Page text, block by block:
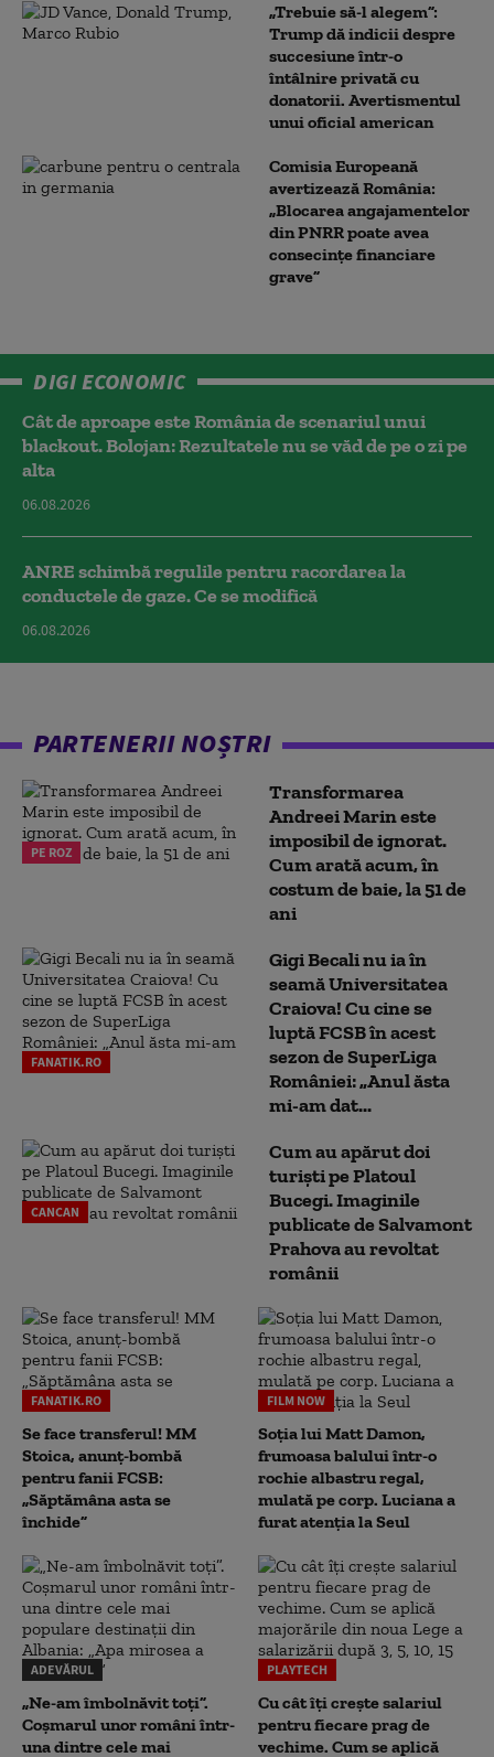
„Trebuie să-l alegem”:
Trump dă indicii despre
succesiune într-o
întâlnire privată cu
donatorii. Avertismentul
unui oficial american
Comisia Europeană
avertizează România:
„Blocarea angajamentelor
din PNRR poate avea
consecințe financiare
grave”
DIGI ECONOMIC
Cât de aproape este România de scenariul unui
blackout. Bolojan: Rezultatele nu se văd de pe o zi pe
alta
06.08.2026
ANRE schimbă regulile pentru racordarea la
conductele de gaze. Ce se modifică
06.08.2026
PARTENERII NOȘTRI
PE ROZ
Transformarea
Andreei Marin este
imposibil de ignorat.
Cum arată acum, în
costum de baie, la 51 de
ani
FANATIK.RO
Gigi Becali nu ia în
seamă Universitatea
Craiova! Cu cine se
luptă FCSB în acest
sezon de SuperLiga
României: „Anul ăsta
mi-am dat...
CANCAN
Cum au apărut doi
turiști pe Platoul
Bucegi. Imaginile
publicate de Salvamont
Prahova au revoltat
românii
FANATIK.RO
Se face transferul! MM
Stoica, anunț-bombă
pentru fanii FCSB:
„Săptămâna asta se
închide”
FILM NOW
Soția lui Matt Damon,
frumoasa balului într-o
rochie albastru regal,
mulată pe corp. Luciana a
furat atenția la Seul
ADEVĂRUL
„Ne-am îmbolnăvit toți”.
Coșmarul unor români într-
una dintre cele mai
PLAYTECH
Cu cât îți crește salariul
pentru fiecare prag de
vechime. Cum se aplică